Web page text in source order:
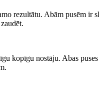
rezultātu. Abām pusēm ir
kopīgu nostāju. Abas